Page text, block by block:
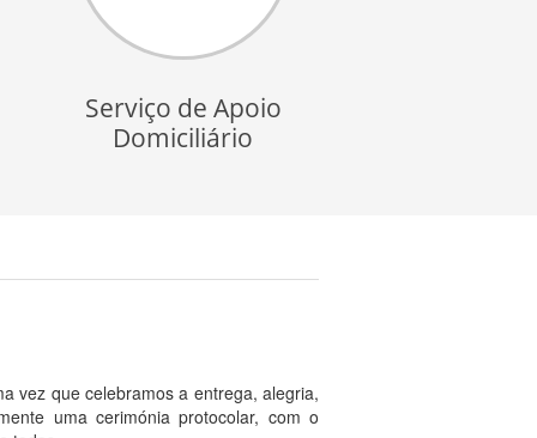
Serviço de Apoio
Domiciliário
vez que celebramos a entrega, alegria,
uma cerimónia protocolar, com o